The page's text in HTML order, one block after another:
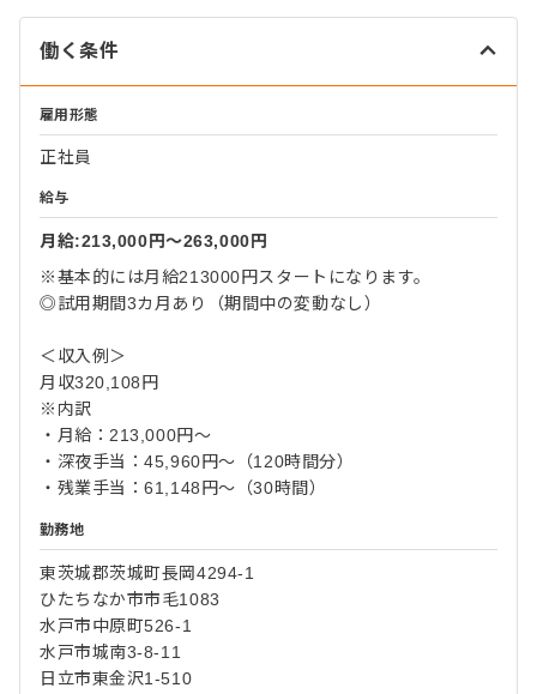
働く条件
雇用形態
正社員
給与
月給:213,000円〜263,000円
※基本的には月給213000円スタートになります。
◎試用期間3カ月あり（期間中の変動なし）
＜収入例＞
月収320,108円
※内訳
・月給：213,000円～
・深夜手当：45,960円～（120時間分）
・残業手当：61,148円～（30時間）
勤務地
東茨城郡茨城町長岡4294-1
ひたちなか市市毛1083
水戸市中原町526-1
水戸市城南3-8-11
日立市東金沢1-510